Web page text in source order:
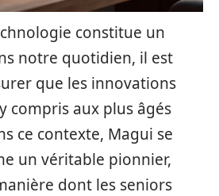
constitue un
notre quotidien, il est
que les innovations
compris aux plus âgés
ce contexte, Magui se
un véritable pionnier,
dont les seniors